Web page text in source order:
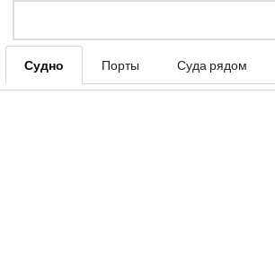
Судно Порты Суда рядом